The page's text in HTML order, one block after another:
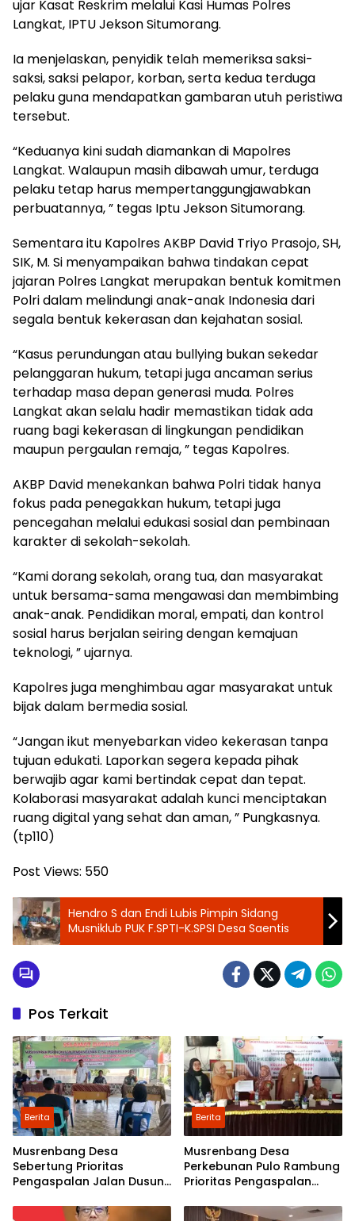
ujar Kasat Reskrim melalui Kasi Humas Polres
Langkat, IPTU Jekson Situmorang.
Ia menjelaskan, penyidik telah memeriksa saksi-
saksi, saksi pelapor, korban, serta kedua terduga
pelaku guna mendapatkan gambaran utuh peristiwa
tersebut.
“Keduanya kini sudah diamankan di Mapolres
Langkat. Walaupun masih dibawah umur, terduga
pelaku tetap harus mempertanggungjawabkan
perbuatannya, ” tegas Iptu Jekson Situmorang.
Sementara itu Kapolres AKBP David Triyo Prasojo, SH,
SIK, M. Si menyampaikan bahwa tindakan cepat
jajaran Polres Langkat merupakan bentuk komitmen
Polri dalam melindungi anak-anak Indonesia dari
segala bentuk kekerasan dan kejahatan sosial.
“Kasus perundungan atau bullying bukan sekedar
pelanggaran hukum, tetapi juga ancaman serius
terhadap masa depan generasi muda. Polres
Langkat akan selalu hadir memastikan tidak ada
ruang bagi kekerasan di lingkungan pendidikan
maupun pergaulan remaja, ” tegas Kapolres.
AKBP David menekankan bahwa Polri tidak hanya
fokus pada penegakkan hukum, tetapi juga
pencegahan melalui edukasi sosial dan pembinaan
karakter di sekolah-sekolah.
“Kami dorang sekolah, orang tua, dan masyarakat
untuk bersama-sama mengawasi dan membimbing
anak-anak. Pendidikan moral, empati, dan kontrol
sosial harus berjalan seiring dengan kemajuan
teknologi, ” ujarnya.
Kapolres juga menghimbau agar masyarakat untuk
bijak dalam bermedia sosial.
“Jangan ikut menyebarkan video kekerasan tanpa
tujuan edukati. Laporkan segera kepada pihak
berwajib agar kami bertindak cepat dan tepat.
Kolaborasi masyarakat adalah kunci menciptakan
ruang digital yang sehat dan aman, ” Pungkasnya.
(tp110)
Post Views: 550
Hendro S dan Endi Lubis Pimpin Sidang
Musniklub PUK F.SPTI-K.SPSI Desa Saentis
Pos Terkait
Berita
Musrenbang Desa
Sebertung Prioritas
Pengaspalan Jalan Dusun
Berita
Musrenbang Desa
Perkebunan Pulo Rambung
Prioritas Pengaspalan
Dusun Pondok Boyan